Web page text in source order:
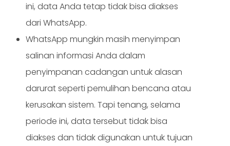
ini, data Anda tetap tidak bisa diakses
dari WhatsApp.
WhatsApp mungkin masih menyimpan
salinan informasi Anda dalam
penyimpanan cadangan untuk alasan
darurat seperti pemulihan bencana atau
kerusakan sistem. Tapi tenang, selama
periode ini, data tersebut tidak bisa
diakses dan tidak digunakan untuk tujuan